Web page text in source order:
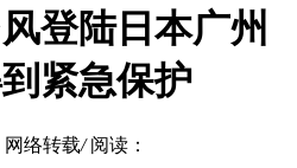
登陆日本广州
紧急保护
络转载/ 阅读：